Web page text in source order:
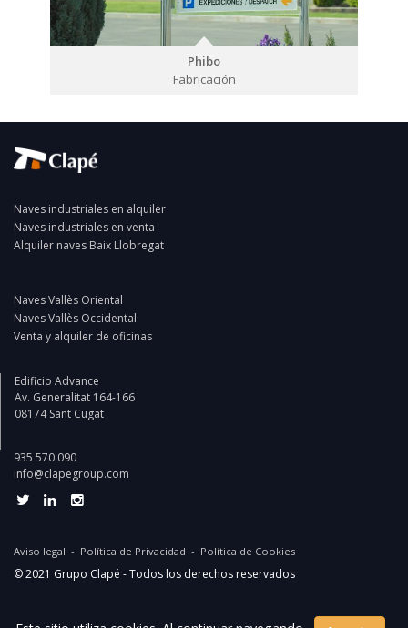
Phibo
Fabricación
Naves industriales en alquiler
Naves industriales en venta
Alquiler naves Baix Llobregat
Naves Vallès Oriental
Naves Vallès Occidental
Venta y alquiler de oficinas
Edificio Advance
Av. Generalitat 164-166
08174 Sant Cugat
935 570 090
info@clapegroup.com
Aviso legal - Política de Privacidad - Política de Cookies
© 2021 Grupo Clapé - Todos los derechos reservados
Website and digital marketing by:Projectes a Internet